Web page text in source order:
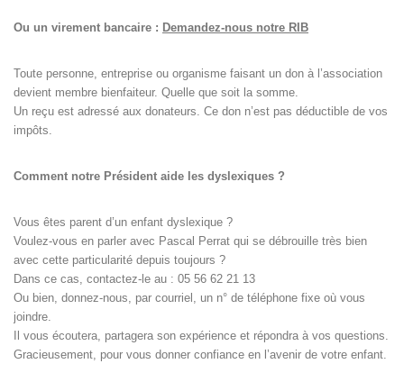
Ou un virement bancaire : Demandez-nous notre RIB
Toute personne, entreprise ou organisme faisant un don à l’association
devient membre bienfaiteur. Quelle que soit la somme.
Un reçu est adressé aux donateurs. Ce don n’est pas déductible de vos
impôts.
Comment notre Président aide les dyslexiques ?
Vous êtes parent d’un enfant dyslexique ?
Voulez-vous en parler avec Pascal Perrat qui se débrouille très bien
avec cette particularité depuis toujours ?
Dans ce cas, contactez-le au : 05 56 62 21 13
Ou bien, donnez-nous, par courriel, un n° de téléphone fixe où vous
joindre.
Il vous écoutera, partagera son expérience et répondra à vos questions.
Gracieusement, pour vous donner confiance en l’avenir de votre enfant.